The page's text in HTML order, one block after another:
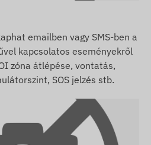
emailben vagy SMS-ben a
kapcsolatos eseményekről
zóna átlépése, vontatás,
SOS jelzés stb.